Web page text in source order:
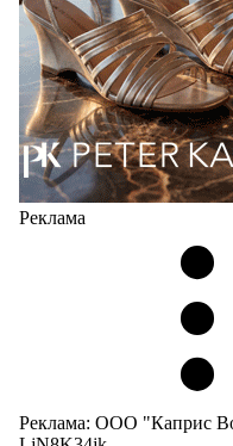
05.08.2026 2160
Реклама
Реклама: ООО "Каприс